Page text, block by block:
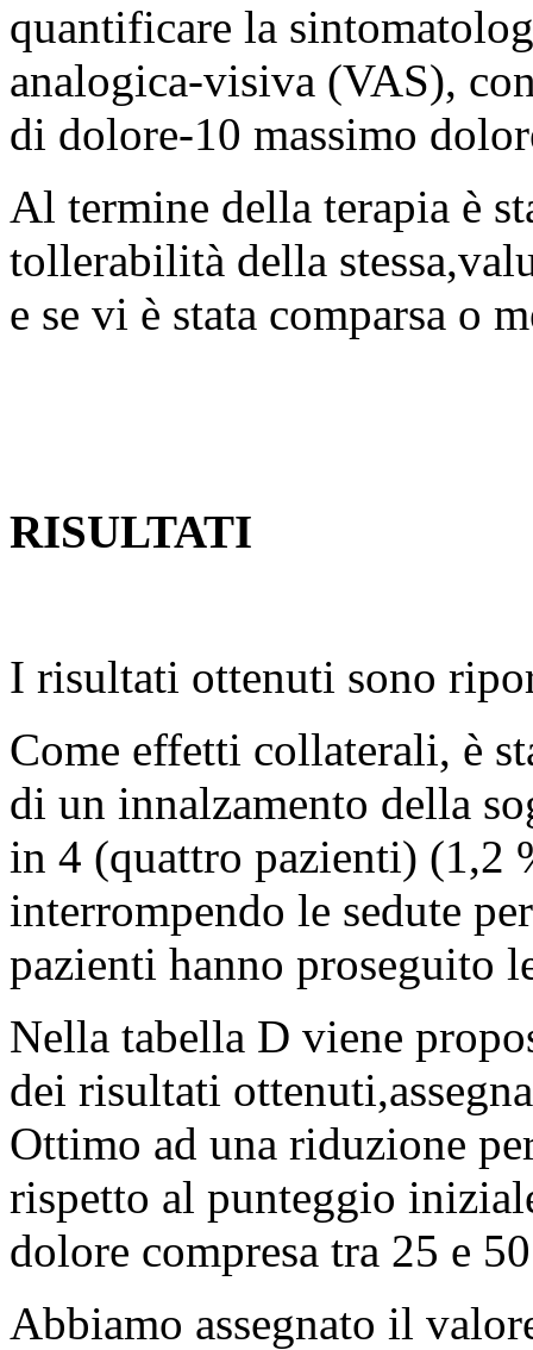
quantificare la
analogica-visiva (VAS),
di dolore-10 massimo
Al termine della terapia è
tollerabilità della
e se vi è stata comparsa o
RISULTATI
I risultati ottenuti sono
Come effetti collaterali, è
di un innalzamento della
in 4 (quattro pazienti) (1,2
interrompendo le sedute
pazienti hanno proseguito
Nella tabella D viene
dei risultati
Ottimo ad una riduzione
rispetto al punteggio
dolore compresa tra 25 e
Abbiamo assegnato il